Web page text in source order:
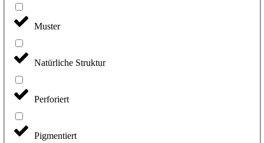
Muster
Natürliche Struktur
Perforiert
Pigmentiert